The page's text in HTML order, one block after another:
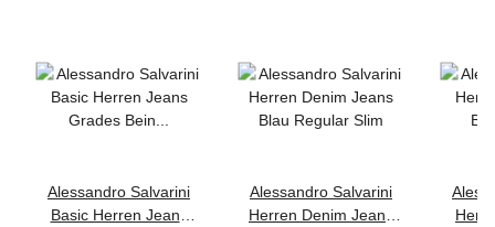
Alessandro Salvarini
Basic Herren Jeans
Alessandro Salvarini
Herren Denim Jeans